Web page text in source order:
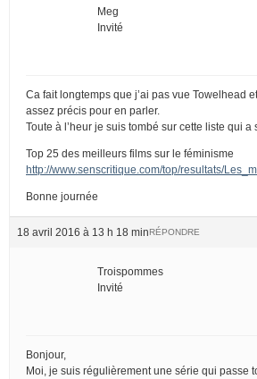
Meg
Invité
Ca fait longtemps que j’ai pas vue Towelhead
assez précis pour en parler.
Toute à l’heur je suis tombé sur cette liste qui a
Top 25 des meilleurs films sur le féminisme
http://www.senscritique.com/top/resultats/
Bonne journée
18 avril 2016 à 13 h 18 minRÉPONDRE
Troispommes
Invité
Bonjour,
Moi, je suis régulièrement une série qui passe